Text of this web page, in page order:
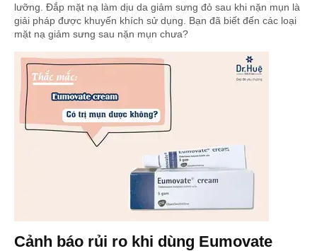
lưỡng. Đắp mặt nạ làm dịu da giảm sưng đỏ sau khi nặn mụn là
giải pháp được khuyến khích sử dụng. Bạn đã biết đến các loại
mặt nạ giảm sưng sau nặn mụn chưa?
Cảnh báo rủi ro khi dùng Eumovate